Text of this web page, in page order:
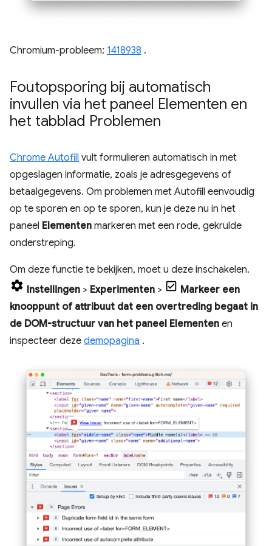
Chromium-probleem: 1418938 .
Foutopsporing bij automatisch
invullen via het paneel Elementen en
het tabblad Problemen
Chrome Autofill vult formulieren automatisch in met
opgeslagen informatie, zoals je adresgegevens of
betaalgegevens. Om problemen met Autofill eenvoudig
op te sporen en op te sporen, kun je deze nu in het
paneel Elementen markeren met een rode, gekrulde
onderstreping.
Om deze functie te bekijken, moet u deze inschakelen.
Instellingen > Experimenten >
Markeer een
knooppunt of attribuut dat een overtreding begaat in
de DOM-structuur van het paneel Elementen en
inspecteer deze demopagina .